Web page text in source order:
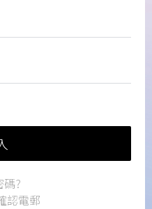
碼?
認電郵